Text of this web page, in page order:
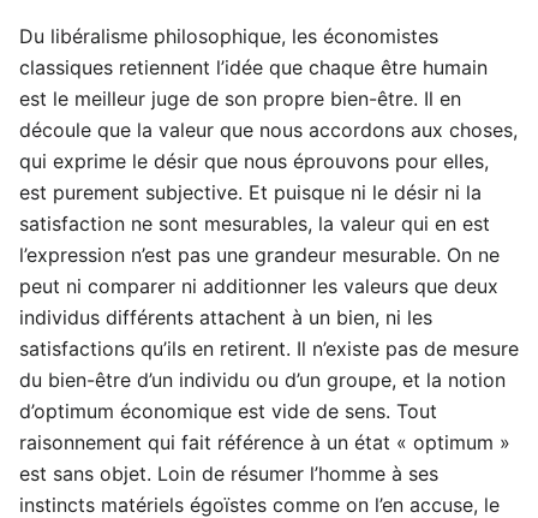
Du libéralisme philosophique, les économistes
classiques retiennent l’idée que chaque être humain
est le meilleur juge de son propre bien-être. Il en
découle que la valeur que nous accordons aux choses,
qui exprime le désir que nous éprouvons pour elles,
est purement subjective. Et puisque ni le désir ni la
satisfaction ne sont mesurables, la valeur qui en est
l’expression n’est pas une grandeur mesurable. On ne
peut ni comparer ni additionner les valeurs que deux
individus différents attachent à un bien, ni les
satisfactions qu’ils en retirent. Il n’existe pas de mesure
du bien-être d’un individu ou d’un groupe, et la notion
d’optimum économique est vide de sens. Tout
raisonnement qui fait référence à un état « optimum »
est sans objet. Loin de résumer l’homme à ses
instincts matériels égoïstes comme on l’en accuse, le